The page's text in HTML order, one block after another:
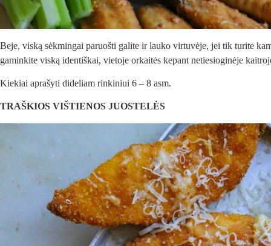
Beje, viską sėkmingai paruošti galite ir lauko virtuvėje, jei tik turite
gaminkite viską identiškai, vietoje orkaitės kepant netiesioginėje
Kiekiai aprašyti dideliam rinkiniui 6 – 8 asm.
TRAŠKIOS VIŠTIENOS JUOSTELĖS